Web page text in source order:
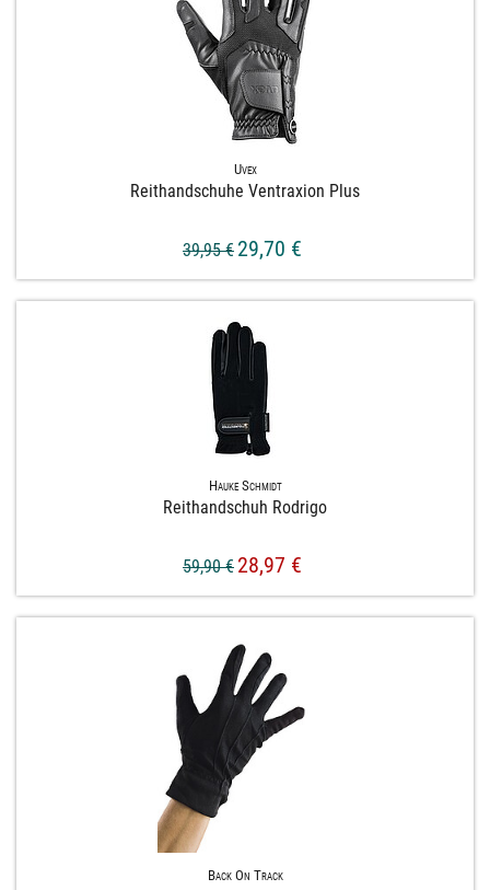
Uvex
Reithandschuhe Ventraxion Plus
39,95 € 29,70 €
Hauke Schmidt
Reithandschuh Rodrigo
59,90 € 28,97 €
Back On Track